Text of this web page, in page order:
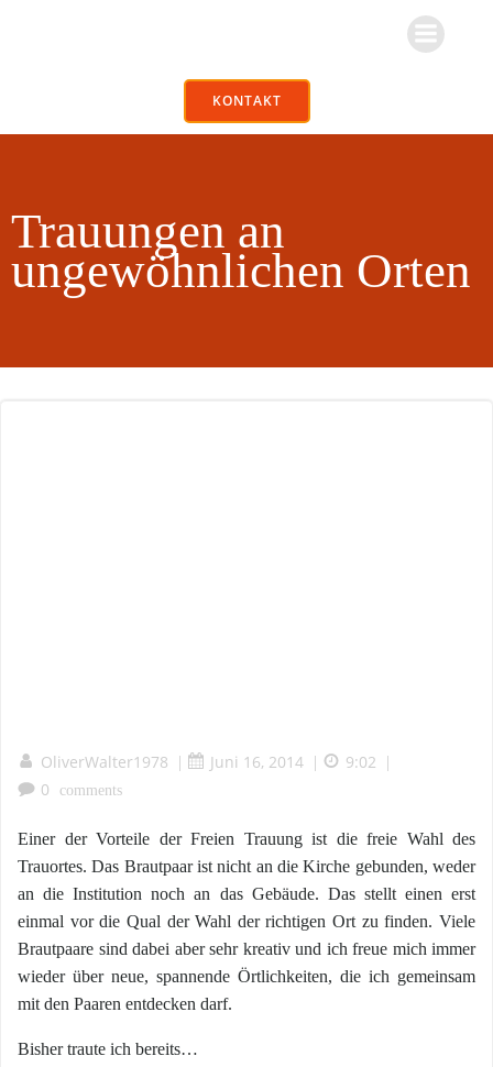
KONTAKT
Trauungen an
ungewöhnlichen Orten
OliverWalter1978 | Juni 16, 2014 | 9:02 |
0 comments
Einer der Vorteile der Freien Trauung ist die freie Wahl des
Trauortes. Das Brautpaar ist nicht an die Kirche gebunden, weder
an die Institution noch an das Gebäude. Das stellt einen erst
einmal vor die Qual der Wahl der richtigen Ort zu finden. Viele
Brautpaare sind dabei aber sehr kreativ und ich freue mich immer
wieder über neue, spannende Örtlichkeiten, die ich gemeinsam
mit den Paaren entdecken darf.
Bisher traute ich bereits…